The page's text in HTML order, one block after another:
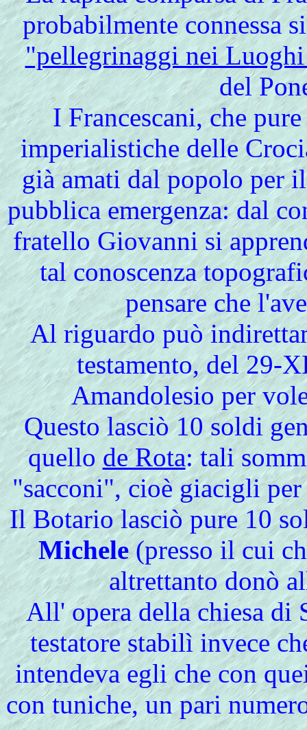
probabilmente connessa
"pellegrinaggi nei
del
I Francescani, che
imperialistiche delle
già amati dal popolo per
pubblica emergenza: dal
fratello Giovanni si
tal conoscenza
pensare che
Al riguardo può
testamento, del 29-
Amandolesio per
Questo lasciò 10 soldi
quellode Rota: tali
"sacconi", cioè giacigli
Il Botario lasciò pure 10
Michele(presso il cui
altrettanto donò
All' opera della chiesa di
testatore stabilì invece
intendeva egli che con
con tuniche, un pari